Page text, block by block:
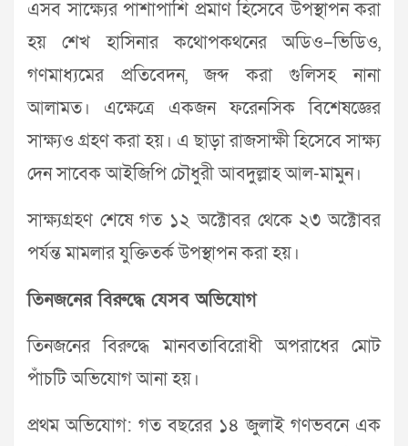
এসব সাক্ষ্যের পাশাপাশি প্রমাণ হিসেবে উপস্থাপন করা
হয় শেখ হাসিনার কথোপকথনের অডিও–ভিডিও,
গণমাধ্যমের প্রতিবেদন, জব্দ করা গুলিসহ নানা
আলামত। এক্ষেত্রে একজন ফরেনসিক বিশেষজ্ঞের
সাক্ষ্যও গ্রহণ করা হয়। এ ছাড়া রাজসাক্ষী হিসেবে সাক্ষ্য
দেন সাবেক আইজিপি চৌধুরী আবদুল্লাহ আল-মামুন।
সাক্ষ্যগ্রহণ শেষে গত ১২ অক্টোবর থেকে ২৩ অক্টোবর
পর্যন্ত মামলার যুক্তিতর্ক উপস্থাপন করা হয়।
তিনজনের বিরুদ্ধে যেসব অভিযোগ
তিনজনের বিরুদ্ধে মানবতাবিরোধী অপরাধের মোট
পাঁচটি অভিযোগ আনা হয়।
প্রথম অভিযোগ: গত বছরের ১৪ জুলাই গণভবনে এক